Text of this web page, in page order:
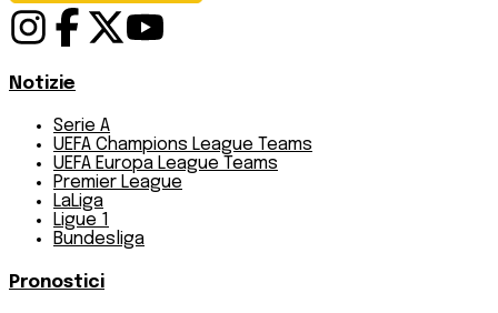
Notizie
Serie A
UEFA Champions League Teams
UEFA Europa League Teams
Premier League
LaLiga
Ligue 1
Bundesliga
Pronostici